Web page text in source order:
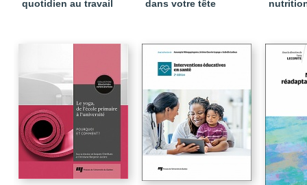
quotidien au travail
dans votre tête